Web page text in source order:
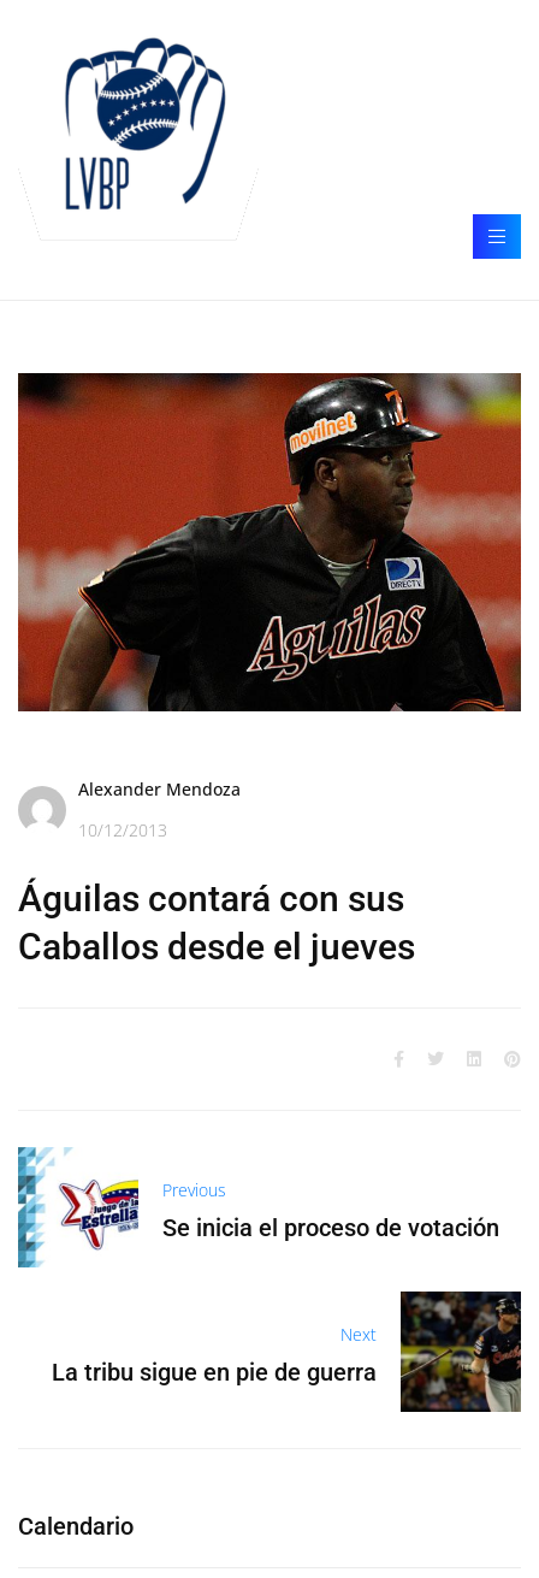
Alexander Mendoza
10/12/2013
Águilas contará con sus
Caballos desde el jueves
Previous
Se inicia el proceso de votación
Next
La tribu sigue en pie de guerra
Calendario